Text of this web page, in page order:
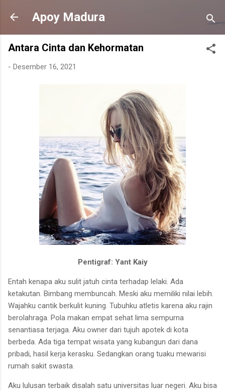
Langsung ke konten utama
Apoy Madura
Antara Cinta dan Kehormatan
- Desember 16, 2021
Pentigraf: Yant Kaiy
Entah kenapa aku sulit jatuh cinta terhadap lelaki. Ada
ketakutan. Bimbang membuncah. Meski aku memiliki nilai lebih.
Wajahku cantik berkulit kuning. Tubuhku atletis karena aku rajin
berolahraga. Pola makan empat sehat lima sempurna
senantiasa terjaga. Aku owner dari tujuh apotek di kota
berbeda. Ada tiga tempat wisata yang kubangun dari dana
pribadi, hasil kerja kerasku. Sedangkan orang tuaku mewarisi
rumah sakit swasta.
Aku lulusan terbaik disalah satu universitas luar negeri. Aku bisa